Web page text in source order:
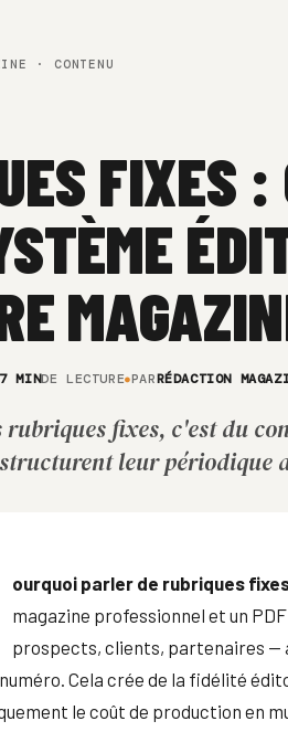
· CONTENU
FIXES
7 MINDE LECTURE PARRÉDACTION
rubriques fixes, c'est du
leur périodique
ourquoi parler de rubriques
magazine professionnel et un
prospects, clients, partenaires —
Cela crée de la fidélité
le coût de production en